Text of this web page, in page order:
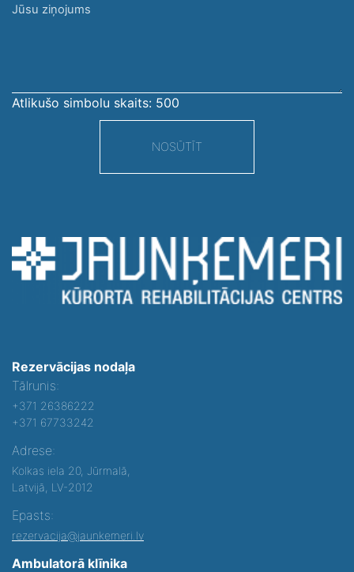
Jūsu
Atlikušo simbolu skaits: 500
NOSŪTĪT
Rezervācijas nodaļa
Tālrunis:
+371 26386222
+371 67733242
Adrese:
Kolkas iela 20, Jūrmalā,
Latvijā, LV-2012
Epasts:
rezervacija@jaunkemeri.lv
Ambulatorā klīnika